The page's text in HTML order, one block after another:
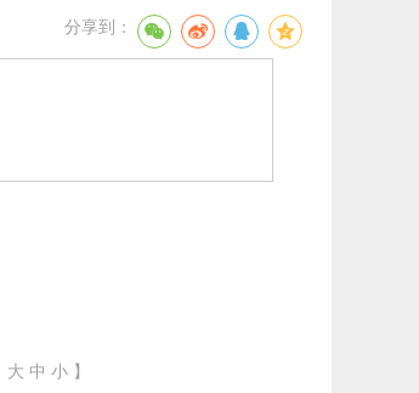
分享到：
大 中 小 】